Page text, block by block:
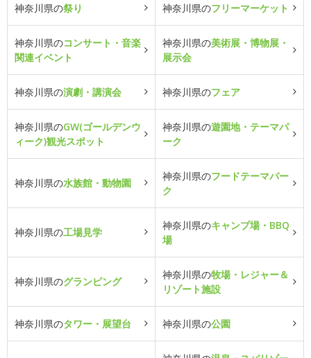
神奈川県の祭り 神奈川県のフリーマーケット
神奈川県のコンサート・音楽
関連イベント
神奈川県の美術展・博物展・
展示会
神奈川県の演劇・講演会 神奈川県のフェア
神奈川県のGW(ゴールデンウ
ィーク)観光スポット
神奈川県の遊園地・テーマパ
ーク
神奈川県の水族館・動物園
神奈川県のフードテーマパー
ク
神奈川県の工場見学
神奈川県のキャンプ場・BBQ
場
神奈川県のグランピング
神奈川県の牧場・レジャー＆
リゾート施設
神奈川県のタワー・展望台 神奈川県の公園